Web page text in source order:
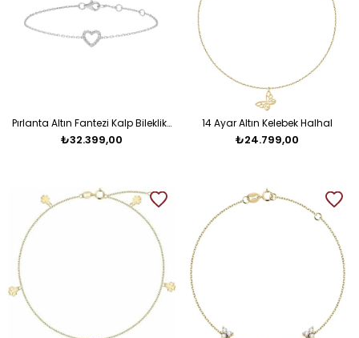
Pırlanta Altın Fantezi Kalp Bileklik Salvin
₺32.399,00
14 Ayar Altın Kelebek Halhal
₺24.799,00